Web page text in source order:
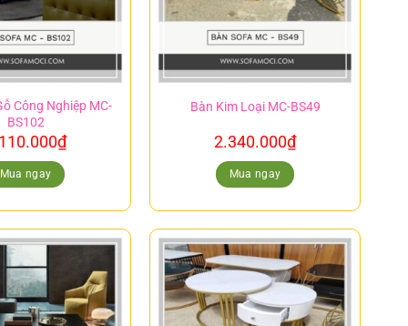
Công Nghiệp MC-
BS102
₫
Mua ngay
Bàn Kim Loại MC-BS49
2.340.000₫
Mua ngay